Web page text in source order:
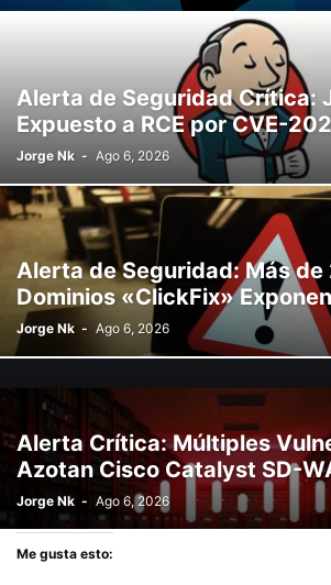
Alerta de Seguridad Crítica:
Expuesto a RCE por CVE-
Jorge Nk - Ago 6, 2026
Alerta de Seguridad: Más
Dominios «ClickFix»
Jorge Nk - Ago 6, 2026
Alerta Crítica: Múltiples
Azotan Cisco Catalyst SD-
Jorge Nk - Ago 6, 2026
Me gusta esto: